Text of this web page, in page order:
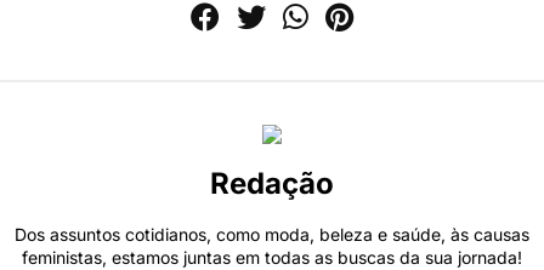
Redação
Dos assuntos cotidianos, como moda, beleza e saúde, às causas
feministas, estamos juntas em todas as buscas da sua jornada!